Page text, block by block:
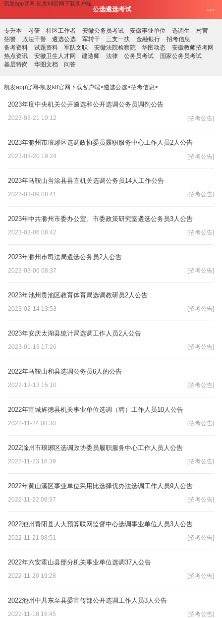
凯发app官网-凯发k8官网下载客户端
公选遴选考试
专升本 考研 社区工作者 安徽公务员考试 安徽事业单位 选调生
村官
招警
政法干警 遴选公选 军转干 三支一扶 金融银行
招考信息
备考资料
试题资料 军队文职 安徽法院检察院 华图动态
安徽教师招考网
热点资讯
安徽卫生人才网 建造师 法律 公务员考试
国家公务员考试
基层特岗
华图文档 问答
凯发app官网-凯发k8官网下载客户端>遴选公选>招考信息>
2023年度中央机关公开遴选和公开选调公务员调剂公告
2023-03-21 10:12 [招考公告]
2023年滁州市琅琊区选调政协委员履职服务中心工作人员2人公告
2023-03-20 19:24 [招考公告]
2023年马鞍山当涂县县直机关选调公务员14人工作公告
2023-03-09 08:41 [招考公告]
2023年中共滁州市委办公室、市委政策研究室遴选公务员3人公告
2023-03-06 08:42 [招考公告]
2023年滁州市司法局遴选公务员2人公告
2023-03-06 08:37 [招考公告]
2023年池州贵池区教育体育局选调教研员2人公告
2023-02-14 13:53 [招考公告]
2023年安庆太湖县统计局选调工作人员2人公告
2023-01-19 17:26 [招考公告]
2022年马鞍山和县选调公务员6人的公告
2022-12-13 15:10 [招考公告]
2022年宣城旌德县机关事业单位选调（聘）工作人员10人公告
2022-11-24 08:30 [招考公告]
2022滁州市琅琊区选调政协委员履职服务中心工作人员人公告
2022-11-23 16:39 [招考公告]
2022年黄山溪区事业单位采用比选择优办法选调工作人员9人公告
2022-11-22 08:37 [招考公告]
2022池州青阳县人大预算联网监督中心选调事业单位人员3人公告
2022-11-21 08:51 [招考公告]
2022年六安霍山县部分机关事业单位选调37人公告
2022-11-20 19:28 [招考公告]
2022池州中共东至县委宣传部公开选调工作人员3人公告
2022-11-18 16:45 [招考公告]